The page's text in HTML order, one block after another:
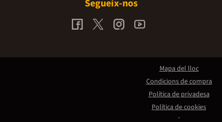
Segueix-nos
Mapa del lloc
Condicions de compra
Política de privadesa
Política de cookies